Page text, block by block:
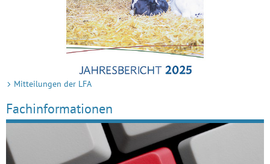
Mit­tei­lungen der LFA
Fach­in­for­ma­ti­onen